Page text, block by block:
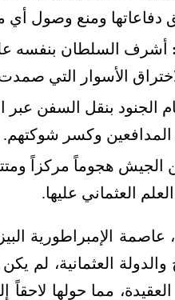
دفاعاتها ومنع وصول
أشرف السلطان بنفسه
الأسوار التي
الجنود بنقل السفن
المدافعين وكسر شوكتهم.
هجوماً مركزاً
العثماني عليها.
العثمانية، لم
مما حولها